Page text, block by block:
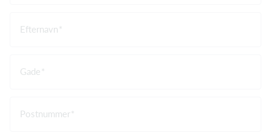
Efternavn
Gade
Postnummer